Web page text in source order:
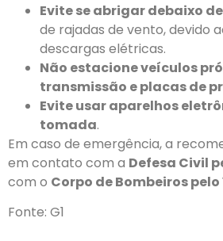
Evite se abrigar debaixo
de rajadas de vento, devido
descargas elétricas.
Não estacione veículos
transmissão e placas de
Evite usar aparelhos
tomada.
Em caso de emergência, a
em contato com a Defesa Civil
com o Corpo de Bombeiros pelo
Fonte: G1